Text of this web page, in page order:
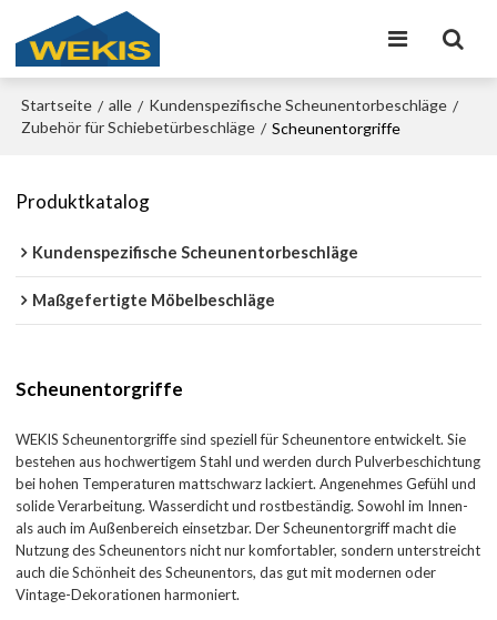
Startseite / alle / Kundenspezifische Scheunentorbeschläge /
Zubehör für Schiebetürbeschläge / Scheunentorgriffe
Produktkatalog
Kundenspezifische Scheunentorbeschläge
Maßgefertigte Möbelbeschläge
Scheunentorgriffe
WEKIS Scheunentorgriffe sind speziell für Scheunentore entwickelt. Sie
bestehen aus hochwertigem Stahl und werden durch Pulverbeschichtung
bei hohen Temperaturen mattschwarz lackiert. Angenehmes Gefühl und
solide Verarbeitung. Wasserdicht und rostbeständig. Sowohl im Innen-
als auch im Außenbereich einsetzbar. Der Scheunentorgriff macht die
Nutzung des Scheunentors nicht nur komfortabler, sondern unterstreicht
auch die Schönheit des Scheunentors, das gut mit modernen oder
Vintage-Dekorationen harmoniert.